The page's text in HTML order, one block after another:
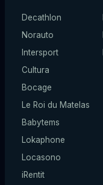
Decathlon
Norauto
Intersport
Cultura
Bocage
Le Roi du Matelas
Babytems
Lokaphone
Locasono
iRentit